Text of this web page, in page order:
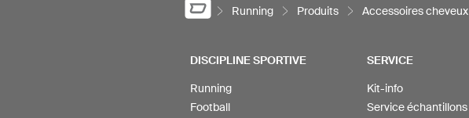
Running Produits Accessoires cheveux
DISCIPLINE SPORTIVE
Running
Football
SERVICE
Kit-info
Service échantillons